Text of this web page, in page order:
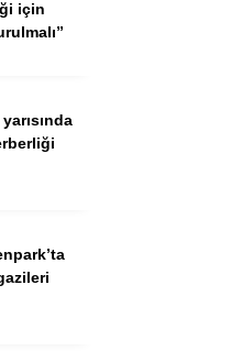
için